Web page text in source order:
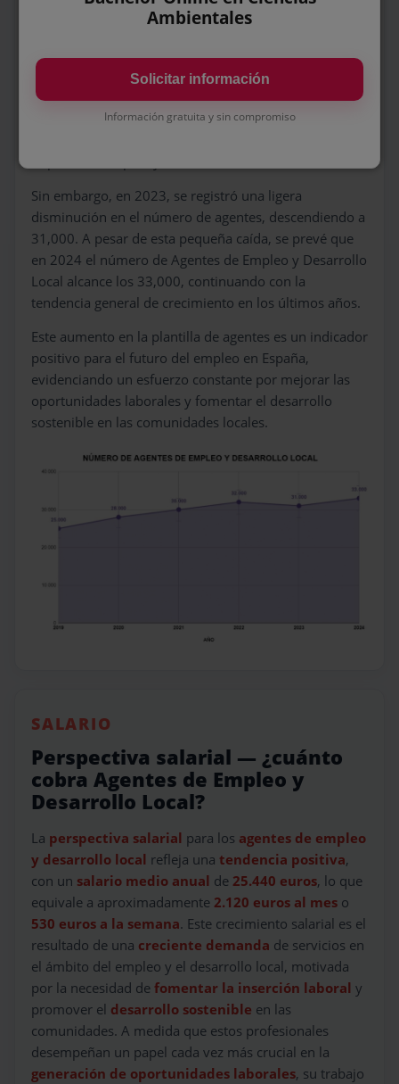
En 2021, la cifra alcanzó los 30,000 agentes,
consolidando así la tendencia de crecimiento en este
sector. Este aumento se mantuvo en 2022, con un
total de 32,000 agentes, lo que indica un compromiso
Sin embargo, en 2023, se registró una ligera
disminución en el número de agentes, descendiendo a
31,000. A pesar de esta pequeña caída, se prevé que
en 2024 el número de Agentes de Empleo y Desarrollo
Local alcance los 33,000, continuando con la
tendencia general de crecimiento en los últimos años.
Este aumento en la plantilla de agentes es un indicador
positivo para el futuro del empleo en España,
evidenciando un esfuerzo constante por mejorar las
oportunidades laborales y fomentar el desarrollo
sostenible en las comunidades locales.
SALARIO
Perspectiva salarial — ¿cuánto
cobra Agentes de Empleo y
Desarrollo Local?
La perspectiva salarial para los agentes de empleo
y desarrollo local refleja una tendencia positiva,
con un salario medio anual de 25.440 euros, lo que
equivale a aproximadamente 2.120 euros al mes o
530 euros a la semana. Este crecimiento salarial es el
resultado de una creciente demanda de servicios en
el ámbito del empleo y el desarrollo local, motivada
por la necesidad de fomentar la inserción laboral y
promover el desarrollo sostenible en las
comunidades. A medida que estos profesionales
desempeñan un papel cada vez más crucial en la
generación de oportunidades laborales, su trabajo
Ambientales
Solicitar información
Información gratuita y sin compromiso